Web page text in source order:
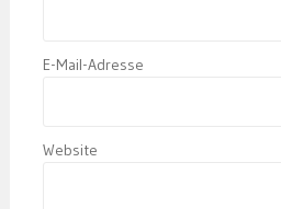
E-Mail-Adresse
Website